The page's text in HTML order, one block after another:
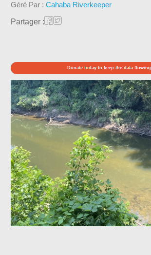
Géré Par :Cahaba Riverkeeper
Partager :
Donate today to keep the data flowing